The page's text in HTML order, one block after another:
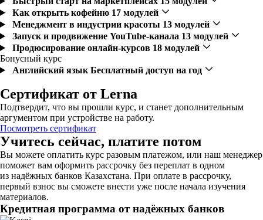
Как открыть кофейню 17 модулей
Менеджмент в индустрии красоты 13 модулей
Запуск и продвижение YouTube-канала 13 модулей
Продюсирование онлайн-курсов 18 модулей
Бонусный курс
Английский язык Бесплатный доступ на год
Сертификат от Lerna
Подтвердит, что вы прошли курс, и станет дополнительным
аргументом при устройстве на работу.
Посмотреть сертификат
Учитесь сейчас, платите потом
Вы можете оплатить курс разовым платежом, или наш менеджер
поможет вам оформить рассрочку без переплат в одном
из надёжных банков Казахстана. При оплате в рассрочку,
первый взнос вы сможете внести уже после начала изучения
материалов.
Кредитная программа от надёжных банков